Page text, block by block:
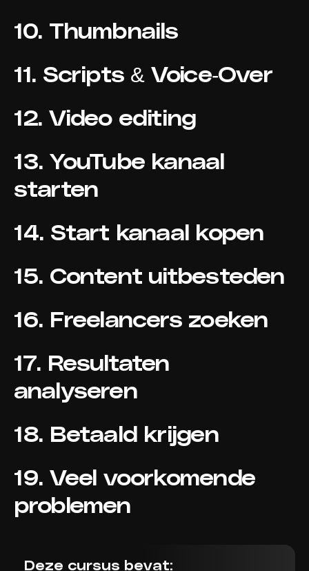
10. Thumbnails
11. Scripts & Voice-Over
12. Video editing
13. YouTube kanaal
starten
14. Start kanaal kopen
15. Content uitbesteden
16. Freelancers zoeken
17. Resultaten
analyseren
18. Betaald krijgen
19. Veel voorkomende
problemen
Deze cursus bevat: